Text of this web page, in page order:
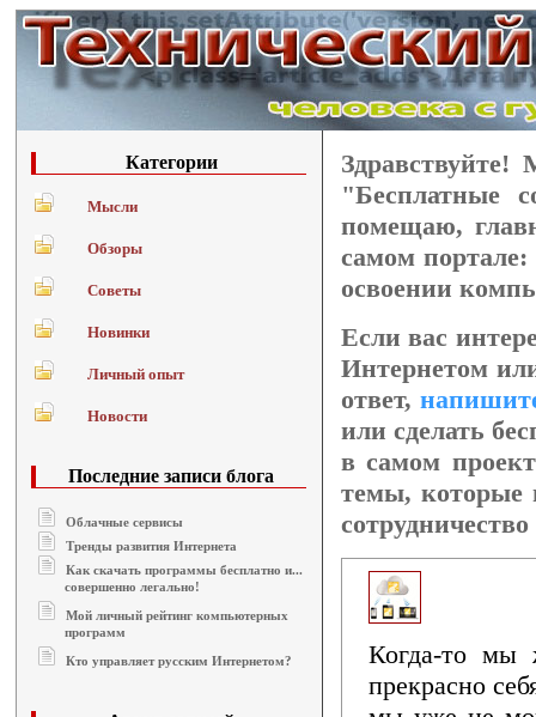
Категории
Мысли
Обзоры
Советы
Новинки
Личный опыт
Новости
Последние записи блога
Облачные сервисы
Тренды развития Интернета
Как скачать программы бесплатно и...
совершенно легально!
Мой личный рейтинг компьютерных
программ
Кто управляет русским Интернетом?
"Бесплатные
помещаю,
самом
освоении
Если вас
Интернетом
ответ,
или сделать
в самом
темы, которые
Когда-то мы
прекрасно